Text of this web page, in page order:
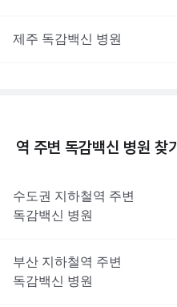
제주 독감백신 병원
역 주변 독감백신 병원 찾기
수도권 지하철역 주변
독감백신
병원
부산 지하철역 주변
독감백신
병원